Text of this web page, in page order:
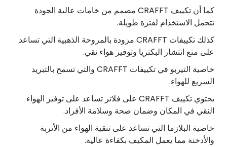
كما أن تكييف CRAFFT مصمم من خامات عالية الجودة
تتحمل الاستخدام لفترة طويلة.
كذلك تكييفات CRAFFT مزودة بالمروحة الذهبية التي تساعد
على منع انتشار البكتريا وتوفير هواء نقي.
خاصية التيربو في تكييفات CRAFFT والتي تسمح بالتبريد
السريع للهواء.
يحتوي تكييف CRAFFT على فلاتر تساعد على توفير الهواء
النقي في المكان وضمان صحة وسلامة الأفراد.
خاصية البلازما التي تساعد على تنقية الهواء من الأتربة
والأدخنة مما يعمل المكيف بكفاءة عالية.